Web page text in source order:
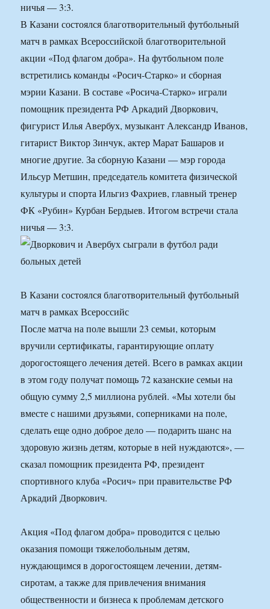
ничья — 3:3.
В Казани состоялся благотворительный футбольный
матч в рамках Всероссийской благотворительной
акции «Под флагом добра». На футбольном поле
встретились команды «Росич-Старко» и сборная
мэрии Казани. В составе «Росича-Старко» играли
помощник президента РФ Аркадий Дворкович,
фигурист Илья Авербух, музыкант Александр Иванов,
гитарист Виктор Зинчук, актер Марат Башаров и
многие другие. За сборную Казани — мэр города
Ильсур Метшин, председатель комитета физической
культуры и спорта Ильгиз Фахриев, главный тренер
ФК «Рубин» Курбан Бердыев. Итогом встречи стала
ничья — 3:3.
В Казани состоялся благотворительный футбольный
матч в рамках Всероссийс
После матча на поле вышли 23 семьи, которым
вручили сертификаты, гарантирующие оплату
дорогостоящего лечения детей. Всего в рамках акции
в этом году получат помощь 72 казанские семьи на
общую сумму 2,5 миллиона рублей. «Мы хотели бы
вместе с нашими друзьями, соперниками на поле,
сделать еще одно доброе дело — подарить шанс на
здоровую жизнь детям, которые в ней нуждаются», —
сказал помощник президента РФ, президент
спортивного клуба «Росич» при правительстве РФ
Аркадий Дворкович.
Акция «Под флагом добра» проводится с целью
оказания помощи тяжелобольным детям,
нуждающимся в дорогостоящем лечении, детям-
сиротам, а также для привлечения внимания
общественности и бизнеса к проблемам детского